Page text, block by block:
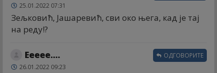
25.01.2022 07:31
Зељковић, Јашаревић, сви око њега, кад је тај
на реду!?
Еееее....
26.01.2022 09:23
ОДГОВОРИТЕ